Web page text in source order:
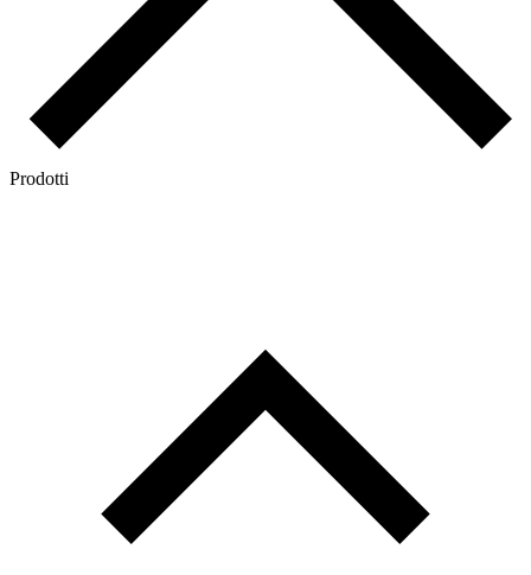
Prodotti